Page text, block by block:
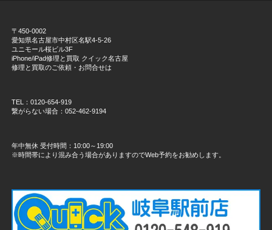
〒450-0002
愛知県名古屋市中村区名駅4-5-26
ユニモール桜ビル3F
iPhone/iPad修理と買取 クイック名古屋
修理と買取のご依頼・お問合せは
TEL：0120-654-919
繋がらない場合：052-462-9194
年中無休 受付時間：10:00～19:00
※時間帯により混み合う場合がありますのでWeb予約をお勧めします。